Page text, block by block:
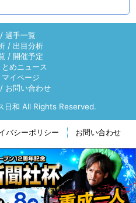
/ 選手一覧
/ 出目分析
/ 開催予定
とめニュース
マイページ
/ お問い合わせ
和 All Rights Reserved.
バシーポリシー お問い合わせ